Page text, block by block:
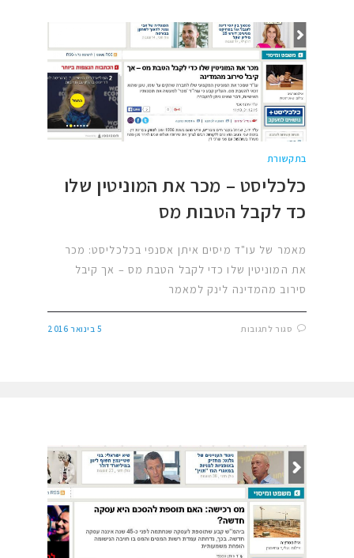
בתקשורת
כלכליסט – מכר את המוניטין שלו
כד לקבל הטבות מס
מאמר של עו"ד מיסים איתן אסנפי בכלכליסט: מכר
את המוניטין שלו כדי לקבל הטבת מס – אך קיבל
סירוב מהמדינה לינק למאמר
סגור לתגובות 5 בינואר 2016